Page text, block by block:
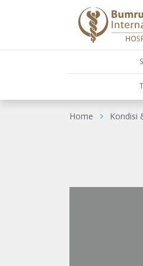
Home Kondisi